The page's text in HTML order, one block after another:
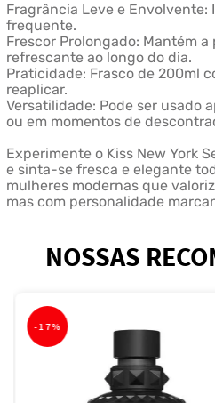
Fragrância Leve e Envolvente:
frequente.
Frescor Prolongado: Mantém
refrescante ao longo do dia.
Praticidade: Frasco de 200ml
reaplicar.
Versatilidade: Pode ser usado
ou em momentos de
Experimente o Kiss New York
e sinta-se fresca e elegante
mulheres modernas que
mas com personalidade
NOSSAS
-17%